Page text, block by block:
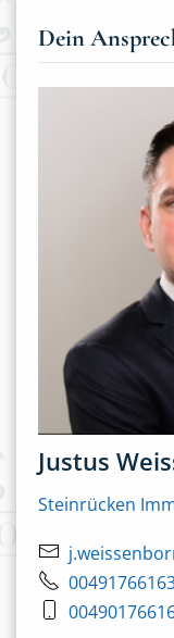
Dein
Justus
Steinrücken